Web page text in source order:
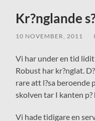
Kr?nglande
10 NOVEMBER, 2011
Vi har under en tid lidit
Robust har kr?nglat.
rare att l?sa beroende
skolven tar I kanten p?
Vi hade tidigare en